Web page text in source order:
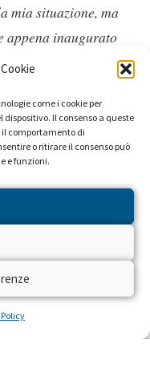
come i cookie per
Il consenso a queste
comportamento di
o ritirare il consenso può
e funzioni.
mia situazione, ma
appena inaugurato
dove potersi
trovai una
cominciai ad
per volta ho
di pochi mesi,
a pallavolo, e
bottiglie!
è uno fra i
a queste cure;
di